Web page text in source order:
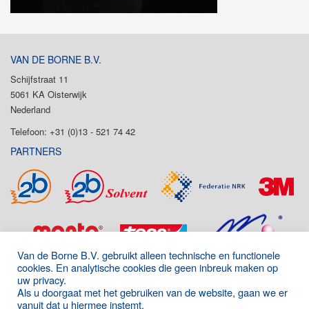
VAN DE BORNE B.V.
Schijfstraat 11
5061 KA Oisterwijk
Nederland
Telefoon: +31 (0)13 - 521 74 42
PARTNERS
Van de Borne B.V. gebruikt alleen technische en functionele
cookies. En analytische cookies die geen inbreuk maken op
uw privacy.
Als u doorgaat met het gebruiken van de website, gaan we er
vanuit dat u hiermee instemt.